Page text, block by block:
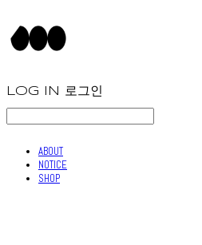
LOG IN 로그인
ABOUT
NOTICE
SHOP